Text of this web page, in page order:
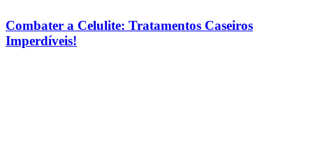
Combater a Celulite: Tratamentos Caseiros
Imperdíveis!